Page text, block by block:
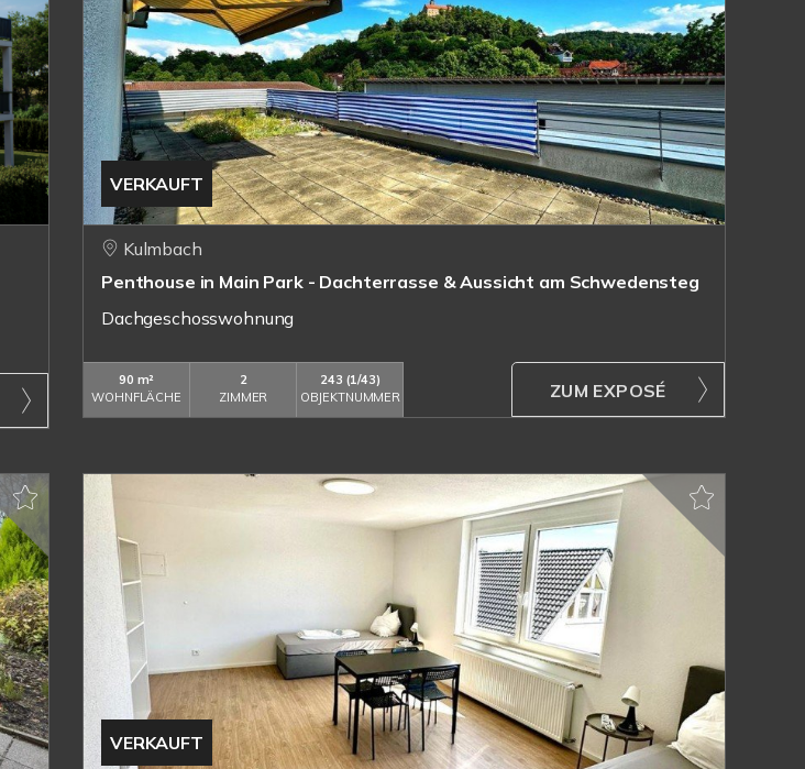
VERKAUFT
Kulmbach
Penthouse in Main Park - Dachterrasse & Aussicht am Schwedensteg
Dachgeschosswohnung
90 m²
WOHNFLÄCHE
2
ZIMMER
243 (1/43)
OBJEKTNUMMER
ZUM EXPOSÉ
VERKAUFT